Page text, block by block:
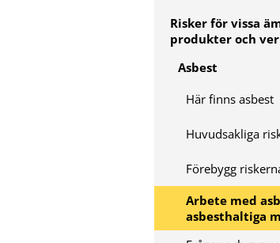
Risker för vissa
produkter och
Asbest
Här finns asbest
Huvudsakliga
Förebygg
Arbete med
asbesthaltiga